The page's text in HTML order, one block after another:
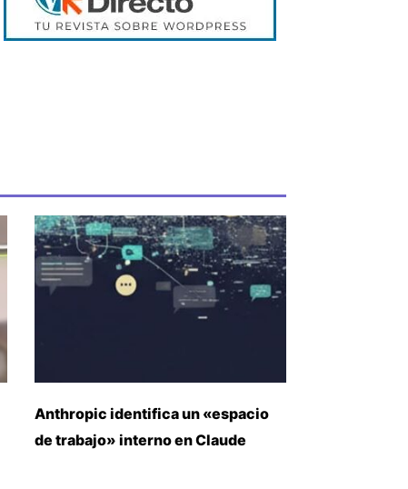
Anthropic identifica un «espacio
de trabajo» interno en Claude